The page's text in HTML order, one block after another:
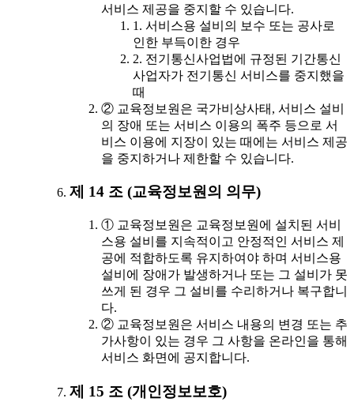
서비스 제공을 중지할 수 있습니다.
1. 서비스용 설비의 보수 또는 공사로
인한 부득이한 경우
2. 전기통신사업법에 규정된 기간통신
사업자가 전기통신 서비스를 중지했을
때
② 교육정보원은 국가비상사태, 서비스 설비
의 장애 또는 서비스 이용의 폭주 등으로 서
비스 이용에 지장이 있는 때에는 서비스 제공
을 중지하거나 제한할 수 있습니다.
제 14 조 (교육정보원의 의무)
① 교육정보원은 교육정보원에 설치된 서비
스용 설비를 지속적이고 안정적인 서비스 제
공에 적합하도록 유지하여야 하며 서비스용
설비에 장애가 발생하거나 또는 그 설비가 못
쓰게 된 경우 그 설비를 수리하거나 복구합니
다.
② 교육정보원은 서비스 내용의 변경 또는 추
가사항이 있는 경우 그 사항을 온라인을 통해
서비스 화면에 공지합니다.
제 15 조 (개인정보보호)